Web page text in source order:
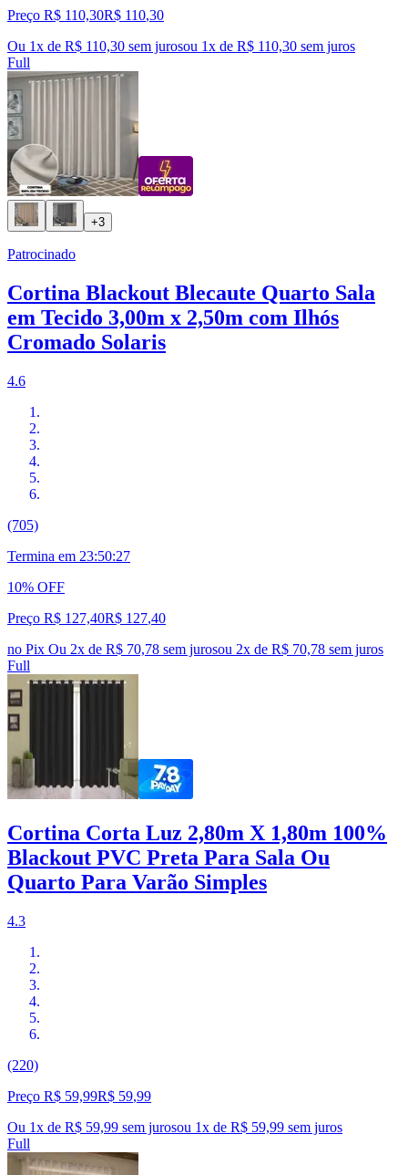
Preço R$ 110,30R$ 110,30
Ou 1x de R$ 110,30 sem jurosou 1x de R$ 110,30 sem juros
Full
+3
Patrocinado
Cortina Blackout Blecaute Quarto Sala
em Tecido 3,00m x 2,50m com Ilhós
Cromado Solaris
4.6
(705)
Termina em 23:50:26
10% OFF
Preço R$ 127,40R$ 127,40
no Pix Ou 2x de R$ 70,78 sem jurosou 2x de R$ 70,78 sem juros
Full
Cortina Corta Luz 2,80m X 1,80m 100%
Blackout PVC Preta Para Sala Ou
Quarto Para Varão Simples
4.3
(220)
Preço R$ 59,99R$ 59,99
Ou 1x de R$ 59,99 sem jurosou 1x de R$ 59,99 sem juros
Full